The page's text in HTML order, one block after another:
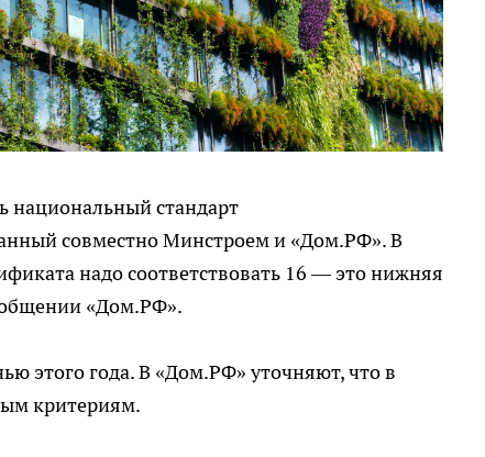
национальный стандарт
совместно Минстроем и «Дом.РФ». В
надо соответствовать 16 — это нижняя
«Дом.РФ».
этого года. В «Дом.РФ» уточняют, что в
критериям.